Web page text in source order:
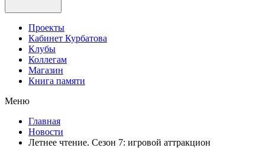
Проекты
Кабинет Курбатова
Клубы
Коллегам
Магазин
Книга памяти
Меню
Главная
Новости
Летнее чтение. Сезон 7: игровой аттракцион